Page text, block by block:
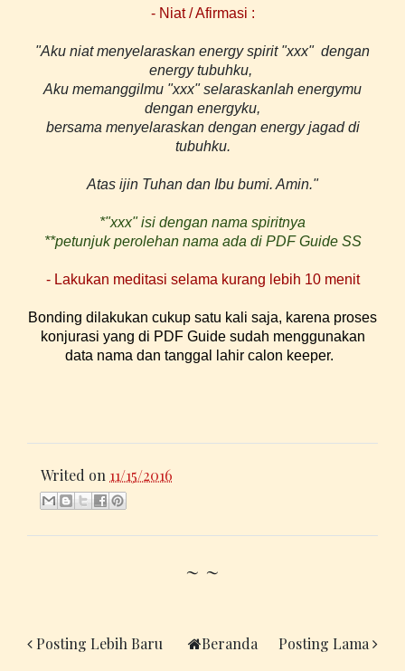
- Niat / Afirmasi :
"Aku niat menyelaraskan energy spirit "xxx" dengan
energy tubuhku,
Aku memanggilmu "xxx" selaraskanlah energymu
dengan energyku,
bersama menyelaraskan dengan energy jagad di
tubuhku.
Atas ijin Tuhan dan Ibu bumi. Amin."
*"xxx" isi dengan nama spiritnya
**petunjuk perolehan nama ada di PDF Guide SS
- Lakukan meditasi selama kurang lebih 10 menit
Bonding dilakukan cukup satu kali saja, karena proses
konjurasi yang di PDF Guide sudah menggunakan
data nama dan tanggal lahir calon keeper.
Writed on 11/15/2016
~ ~
Posting Lebih Baru Posting Lama
Beranda